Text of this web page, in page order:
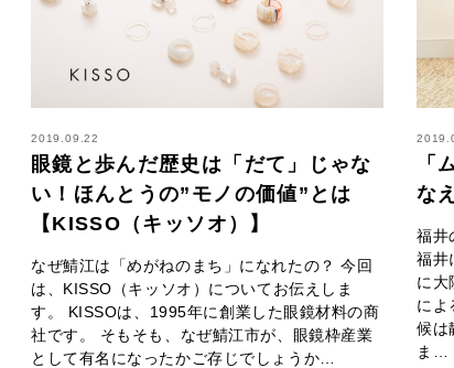
2019.09.22
眼鏡と歩んだ歴史は「だて」じゃな
い！ほんとうの”モノの価値”とは
【KISSO（キッソオ）】
なぜ鯖江は「めがねのまち」になれたの？ 今回
は、KISSO（キッソオ）についてお伝えしま
す。 KISSOは、1995年に創業した眼鏡材料の商
社です。 そもそも、なぜ鯖江市が、眼鏡枠産業
として有名になったかご存じでしょうか…
「
な
福井
福井
に大
によ
候は
ま…